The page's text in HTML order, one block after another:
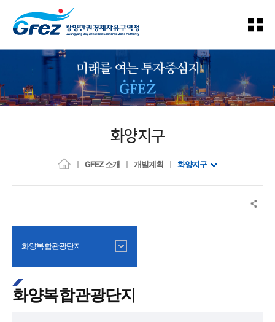
화양지구
GFEZ 소개 개발계획 화양지구
화양복합관광단지
화양복합관광단지